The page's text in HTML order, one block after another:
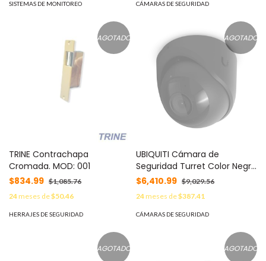
SISTEMAS DE MONITOREO
Modelo HS-TF-E1/32G MOD:
CÁMARAS DE SEGURIDAD
AGOTADO
TRINE Contrachapa
Cromada. MOD: 001
$834.99 $1,085.76
24meses de$50.46
HERRAJES DE SEGURIDAD
AGOTADO
UBIQUITI Cámara de
Seguridad Turret Color Negro
/ Alimentación PoE/
Resistente a Manipulaciones
IK04/ Sensor de Imagen 1/1.8"
8MP/ Ajuste Manual 3 Ejes
$6,410.99 $9,029.56
24meses de$387.41
CÁMARAS DE SEGURIDAD
AGOTADO AGOTADO